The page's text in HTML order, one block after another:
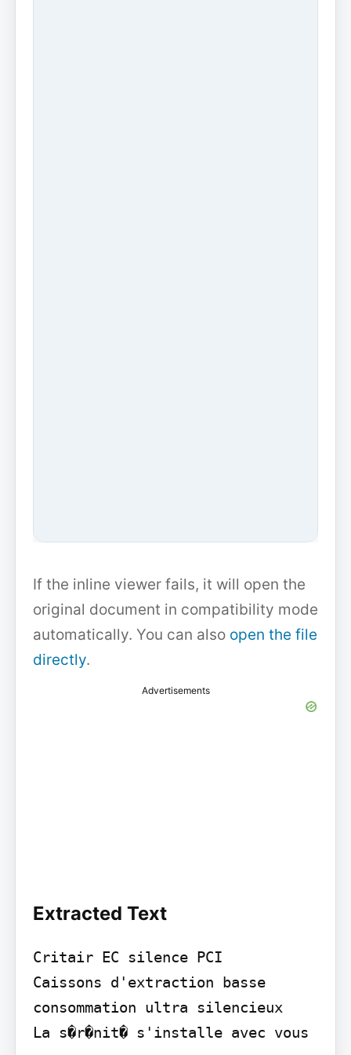
If the inline viewer fails, it will open the
original document in compatibility mode
automatically. You can also open the file
directly.
Advertisements
Extracted Text
Critair EC silence PCI
Caissons d'extraction basse
consommation ultra silencieux
La s�r�nit� s'installe avec vous